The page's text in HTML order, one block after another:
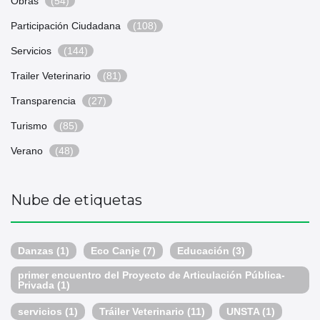
Participación Ciudadana (108)
Servicios (144)
Trailer Veterinario (81)
Transparencia (27)
Turismo (85)
Verano (48)
Nube de etiquetas
Danzas (1) Eco Canje (7) Educación (3)
primer encuentro del Proyecto de Articulación Pública-
Privada (1)
servicios (1) Tráiler Veterinario (11) UNSTA (1)